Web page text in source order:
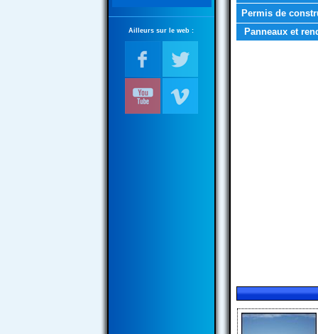
Ailleurs sur le web :
Permis de
Panneaux et